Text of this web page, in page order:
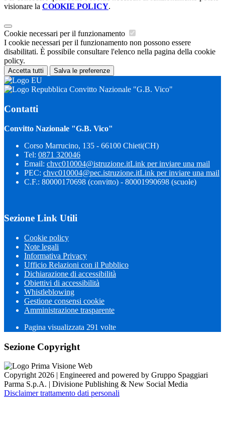
visionare la COOKIE POLICY.
Cookie necessari per il funzionamento
I cookie necessari per il funzionamento non possono essere
disabilitati. È possibile consultare l'elenco nella pagina della cookie
policy.
Accetta tutti Salva le preferenze
Convitto Nazionale "G.B. Vico"
Contatti
Convitto Nazionale "G.B. Vico"
Corso Marrucino, 135 - 66100 Chieti(CH)
Tel: 0871 320046
Email: chvc010004@istruzione.itLink per inviare una mail
PEC: chvc010004@pec.istruzione.itLink per inviare una mail
C.F.: 80000170698 (convitto) - 80001990698 (scuole)
Sezione Link Utili
Cookie policy
Note legali
Informativa Privacy
Ufficio Relazioni con il Pubblico
Dichiarazione di accessibilità
Obiettivi di accessibilità
Whistleblowing
Gestione consensi cookie
Amministrazione trasparente
Pagina visualizzata 291 volte
Sezione Copyright
Copyright 2026 | Engineered and powered by Gruppo Spaggiari
Parma S.p.A. | Divisione Publishing & New Social Media
Disclaimer trattamento dati personali